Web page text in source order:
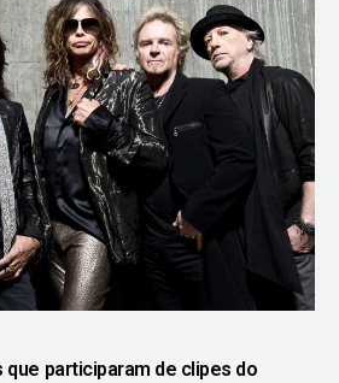
que participaram de clipes do